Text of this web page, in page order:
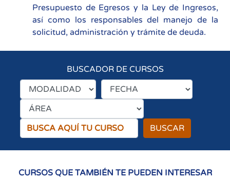
Presupuesto de Egresos y la Ley de Ingresos,
así como los responsables del manejo de la
solicitud, administración y trámite de deuda.
BUSCADOR DE CURSOS
BUSCAR
CURSOS QUE TAMBIÉN TE PUEDEN INTERESAR